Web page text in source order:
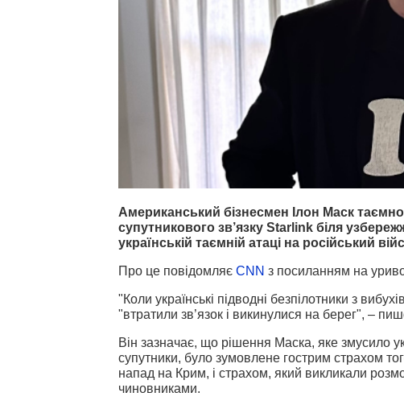
Американський бізнесмен Ілон Маск
супутникового зв’язку Starlink біля
українській таємній атаці на російський
Про це повідомляє CNN з посиланням на
"Коли українські підводні безпілотники з
"втратили зв’язок і викинулися на берег", –
Він зазначає, що рішення Маска, яке змусило
супутники, було зумовлене гострим страхом
напад на Крим, і страхом, який викликали
чиновниками.